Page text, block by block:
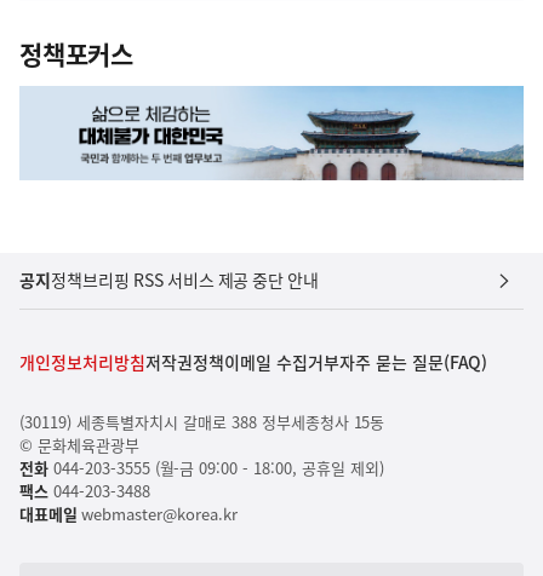
정책포커스
공지정책브리핑 RSS 서비스 제공 중단 안내
개인정보처리방침저작권정책이메일 수집거부자주 묻는 질문(FAQ)
(30119) 세종특별자치시 갈매로 388 정부세종청사 15동
© 문화체육관광부
전화044-203-3555 (월-금 09:00 - 18:00, 공휴일 제외)
팩스 044-203-3488
대표메일 webmaster@korea.kr